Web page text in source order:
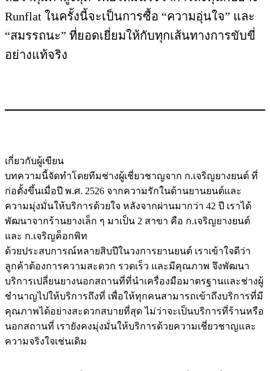
Runflat ในครั้งนี้จะเป็นการซื้อ “ความอุ่นใจ” และ
“สมรรถนะ” ที่ยอดเยี่ยมให้กับทุกเส้นทางการขับขี่
อย่างแท้จริง
เกี่ยวกับผู้เขียน
บทความนี้จัดทำโดยทีมช่างผู้เชี่ยวชาญจาก ก.เจริญยางยนต์ ที่
ก่อตั้งขึ้นเมื่อปี พ.ศ. 2526 จากความรักในด้านยานยนต์และ
ความมุ่งมั่นให้บริการด้วยใจ หลังจากผ่านมากว่า 42 ปี เราได้
พัฒนาจากร้านยางเล็ก ๆ มาเป็น 2 สาขา คือ ก.เจริญยางยนต์
และ ก.เจริญค็อกพิท
ด้วยประสบการณ์หลายสิบปีในวงการยานยนต์ เราเข้าใจดีว่า
ลูกค้าต้องการความสะดวก รวดเร็ว และมีคุณภาพ จึงพัฒนา
บริการเปลี่ยนยางนอกสถานที่ที่นำเครื่องมือมาตรฐานและช่างผู้
ชำนาญไปให้บริการถึงที่ เพื่อให้ทุกคนสามารถเข้าถึงบริการที่มี
คุณภาพได้อย่างสะดวกสบายที่สุด ไม่ว่าจะเป็นบริการที่ร้านหรือ
นอกสถานที่ เรายังคงมุ่งมั่นให้บริการด้วยความเชี่ยวชาญและ
ความจริงใจเช่นเดิม